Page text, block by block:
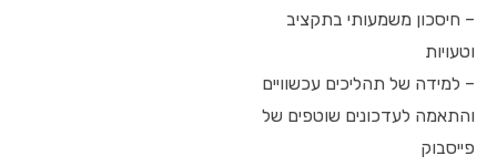
– חיסכון משמעותי בתקציב
וטעויות
– למידה של תהליכים עכשוויים
והתאמה לעדכונים שוטפים של
פייסבוק